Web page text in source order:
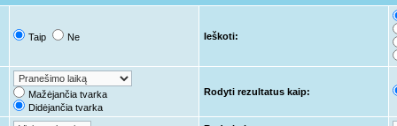
Taip Ne Ieškoti:
Mažėjančia tvarka
Didėjančia tvarka
Rodyti rezultatus kaip: